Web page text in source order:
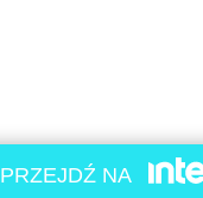
PRZEJDŹ NA